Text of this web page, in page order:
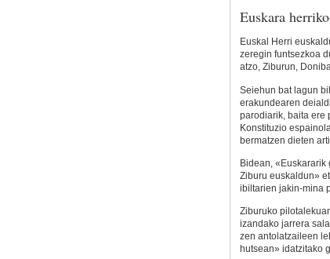
Euskara
Euskal Herri
zeregin funtsezkoa
atzo, Ziburun,
Seiehun bat lagun
erakundearen
parodiarik, baita ere
Konstituzio
bermatzen dieten
Bidean, «Euskararik
Ziburu euskaldun»
ibiltarien jakin-mina
Ziburuko
izandako jarrera
zen antolatzaileen
hutsean» idatzitako